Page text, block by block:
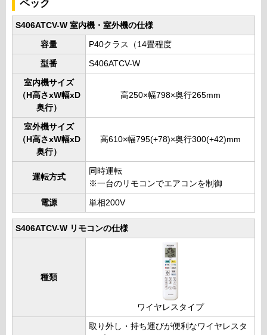
ペック
S406ATCV-W 室内機・室外機の仕様
容量 P40クラス（14畳程度
型番 S406ATCV-W
室内機サイズ
（H高さxW幅xD
奥行）
高250×幅798×奥行265mm
室外機サイズ
（H高さxW幅xD
奥行）
高610×幅795(+78)×奥行300(+42)mm
運転方式
同時運転
※一台のリモコンでエアコンを制御
電源 単相200V
S406ATCV-W リモコンの仕様
種類
ワイヤレスタイプ
取り外し・持ち運びが便利なワイヤレスタ